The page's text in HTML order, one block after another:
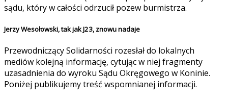
sądu, który w całości odrzucił pozew burmistrza.
Jerzy Wesołowski, tak jak J23, znowu nadaje
Przewodniczący Solidarności rozesłał do lokalnych
mediów kolejną informację, cytując w niej fragmenty
uzasadnienia do wyroku Sądu Okręgowego w Koninie.
Poniżej publikujemy treść wspomnianej informacji.